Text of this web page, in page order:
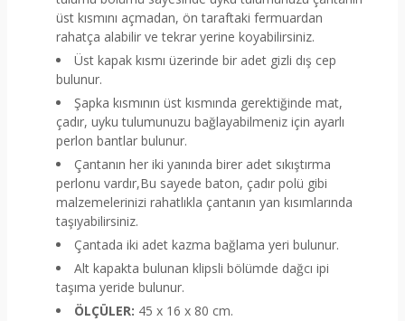
üst kısmını açmadan, ön taraftaki fermuardan
rahatça alabilir ve tekrar yerine koyabilirsiniz.
Üst kapak kısmı üzerinde bir adet gizli dış cep
bulunur.
Şapka kısmının üst kısmında gerektiğinde mat,
çadır, uyku tulumunuzu bağlayabilmeniz için ayarlı
perlon bantlar bulunur.
Çantanın her iki yanında birer adet sıkıştırma
perlonu vardır,Bu sayede baton, çadır polü gibi
malzemelerinizi rahatlıkla çantanın yan kısımlarında
taşıyabilirsiniz.
Çantada iki adet kazma bağlama yeri bulunur.
Alt kapakta bulunan klipsli bölümde dağcı ipi
taşıma yeride bulunur.
ÖLÇÜLER: 45 x 16 x 80 cm.